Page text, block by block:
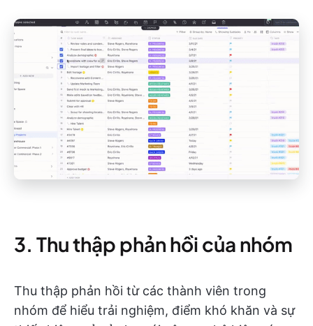
3. Thu thập phản hồi của nhóm
Thu thập phản hồi từ các thành viên trong
nhóm để hiểu trải nghiệm, điểm khó khăn và sự